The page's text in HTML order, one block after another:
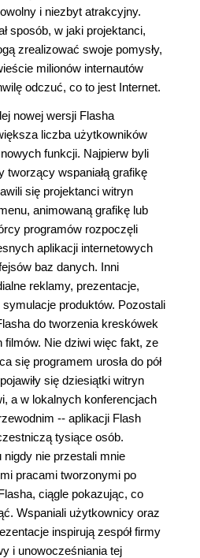
i niezbyt atrakcyjny.
sposób, w jaki projektanci,
zrealizować swoje pomysły,
milionów internautów
odczuć, co to jest Internet.
nowej wersji Flasha
liczba użytkowników
funkcji. Najpierw byli
tworzący wspaniałą grafikę
się projektanci witryn
animowaną grafikę lub
programów rozpoczęli
aplikacji internetowych
baz danych. Inni
reklamy, prezentacje,
produktów. Pozostali
do tworzenia kreskówek
filmów. Nie dziwi więc fakt, ze
się programem urosła do pół
się dziesiątki witryn
a w lokalnych konferencjach
-- aplikacji Flash
tysiące osób.
nie przestali mnie
pracami tworzonymi po
ciągle pokazując, co
Wspaniali użytkownicy oraz
inspirują zespół firmy
i unowocześniania tej